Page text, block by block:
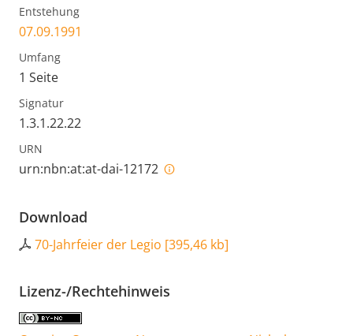
Entstehung
07.09.1991
Umfang
1 Seite
Signatur
1.3.1.22.22
URN
urn:nbn:at:at-dai-12172
Download
70-Jahrfeier der Legio [395,46 kb]
Lizenz-/Rechtehinweis